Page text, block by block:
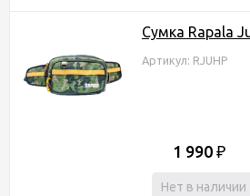
Сумка Rapala
Артикул: RJUHP
1 990 ₽
Нет в наличии